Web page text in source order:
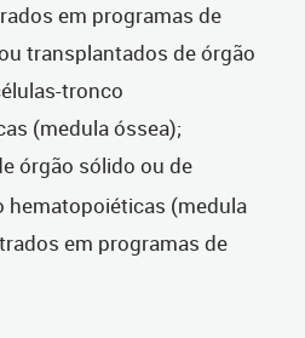
em programas de
transplantados de órgão
tronco
(medula óssea);
órgão sólido ou de
hematopoiéticas (medula
em programas de